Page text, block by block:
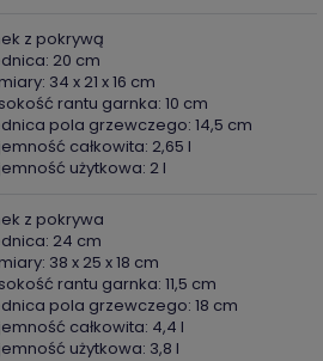
z pokrywą
20 cm
34 x 21 x 16 cm
rantu garnka: 10 cm
pola grzewczego: 14,5 cm
całkowita: 2,65 l
użytkowa: 2 l
z pokrywa
24 cm
38 x 25 x 18 cm
rantu garnka: 11,5 cm
pola grzewczego: 18 cm
całkowita: 4,4 l
użytkowa: 3,8 l